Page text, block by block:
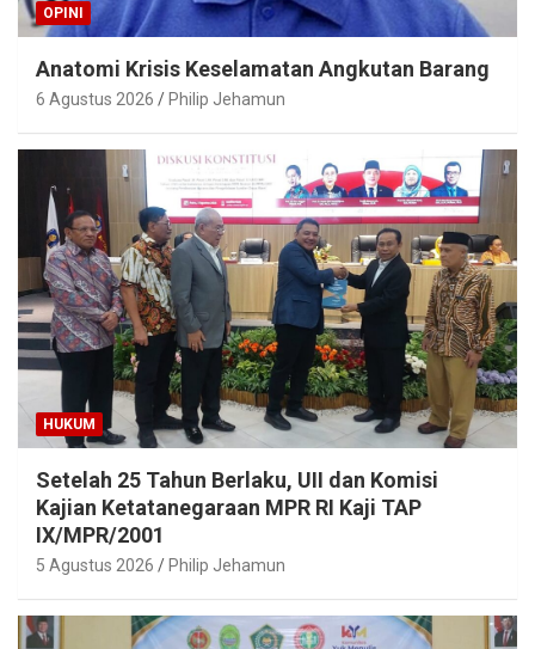
OPINI
Anatomi Krisis Keselamatan Angkutan Barang
6 Agustus 2026 Philip Jehamun
HUKUM
Setelah 25 Tahun Berlaku, UII dan Komisi
Kajian Ketatanegaraan MPR RI Kaji TAP
IX/MPR/2001
5 Agustus 2026 Philip Jehamun